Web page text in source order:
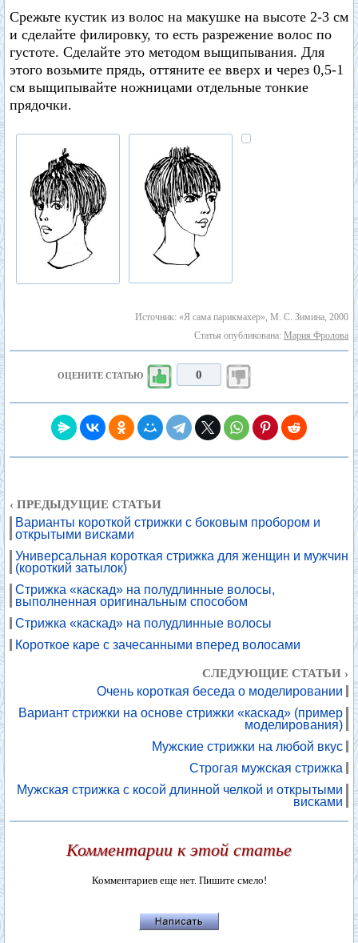
Срежьте кустик из волос на макушке на высоте 2-3 см
и сделайте филировку, то есть разрежение волос по
густоте. Сделайте это методом выщипывания. Для
этого возьмите прядь, оттяните ее вверх и через 0,5-1
см выщипывайте ножницами отдельные тонкие
прядочки.
Источник: «Я сама парикмахер», М. С. Зимина, 2000
Статья опубликована: Мария Фролова
ОЦЕНИТЕ СТАТЬЮ 0
‹ ПРЕДЫДУЩИЕ СТАТЬИ
Варианты короткой стрижки с боковым пробором и
открытыми висками
Универсальная короткая стрижка для женщин и мужчин
(короткий затылок)
Стрижка «каскад» на полудлинные волосы,
выполненная оригинальным способом
Стрижка «каскад» на полудлинные волосы
Короткое каре с зачесанными вперед волосами
СЛЕДУЮЩИЕ СТАТЬИ ›
Очень короткая беседа о моделировании
Вариант стрижки на основе стрижки «каскад» (пример
моделирования)
Мужские стрижки на любой вкус
Строгая мужская стрижка
Мужская стрижка с косой длинной челкой и открытыми
висками
Комментарии к этой статье
Комментариев еще нет. Пишите смело!